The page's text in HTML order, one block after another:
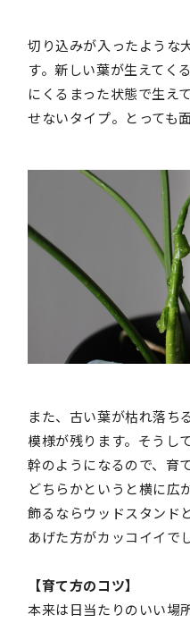
切り込みが入ったような
す。新しい葉が生えてく
にくるまった状態で生え
せないタイプ。とっても
また、古い葉が枯れ落ち
模様が残ります。そうし
幹のようになるので、育
どちらかというと横に広
飾るならウッドスタンド
あげた方がカッコイイで
【育て方のコツ】
本来は日当たりのいい場